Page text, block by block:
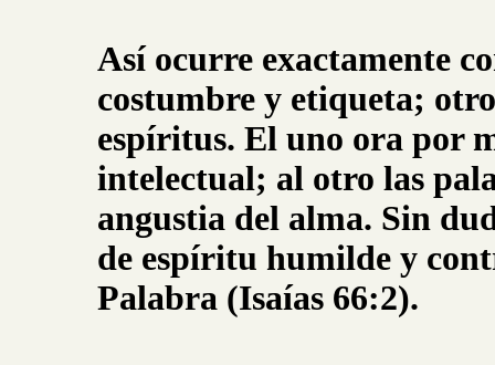
Así ocurre exactamente
costumbre y etiqueta;
espíritus. El uno ora por
intelectual; al otro las
angustia del alma. Sin
de espíritu humilde y
Palabra (Isaías 66:2).